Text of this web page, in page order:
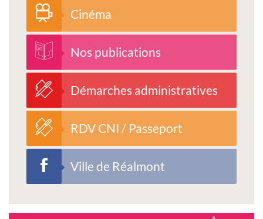
Cinéma
Nos publications
Démarches administratives
RDV CNI / Passeport
Ville de Réalmont